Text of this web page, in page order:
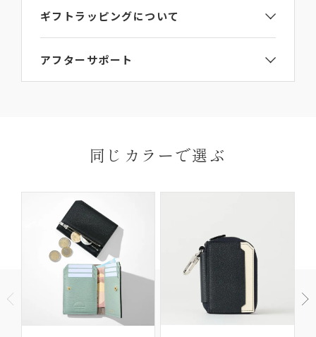
問い合わせ番号
ざいますので、予めご了承ください。
【返品・交換の対象にならない商品】
商品到着以後8日以上経過している
ご使用済の商品
セール・福袋・アウトレット商品
商品パッケージ（ケース・袋）下げ札（商品タ
グ・値札）・付属品・保証書のいずれかを紛失し
ギフトラッピングについて
ラッピング】をご選択ください。
詳細はラッピングガイドからご覧いただけます。
は、ご購入ページの備考欄に「納品書を希望しな
アフターサポート
し、以下の場合は無償修理の対象外となります。
ご使用により生じる摩擦、傷、褪色、水濡れ、汚れ
及び通常想定している容量を超える収納により生じた不具
合や故障
他社での修理履歴があるもの
製品購入時に付属されている「GUARANTEE
CARD（ギャランティカード）」を必ず保管くださ
いますようお願いいたします。
同じカラーで選ぶ